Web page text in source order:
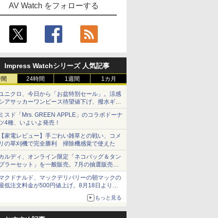
AV Watch をフォローする
Impress Watchシリーズ 人気記事
24時間 1週間 1カ月
ニクロ、今日から「お盆特別セール」。涼感
アサッカーワンピース待望値下げ、撥水ギア
ョーツは1990円に
スド「Mrs. GREEN APPLE」のコラボドーナ
4種、いよいよ発売！
家電レビュー】手ごわい雑草との戦い、コメ
の草刈機で完全勝利 掃除機感覚で使えた
ルディ、オンライン限定「ネコバッグ＆タン
ラーセット」を一般販売。7月の抽選販売の
選無効分
クドナルド、マックデリバリーの朝マックの
低注文料金が500円値上げ。8月18日より
もっと見る